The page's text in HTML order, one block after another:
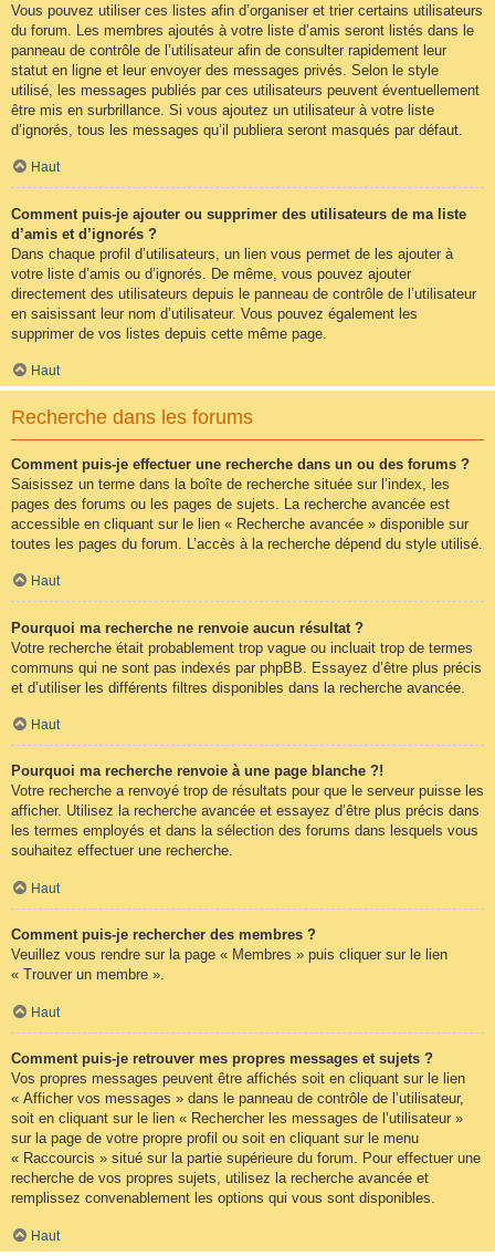
Vous pouvez utiliser ces listes afin d’organiser et trier certains utilisateurs
du forum. Les membres ajoutés à votre liste d’amis seront listés dans le
panneau de contrôle de l’utilisateur afin de consulter rapidement leur
statut en ligne et leur envoyer des messages privés. Selon le style
utilisé, les messages publiés par ces utilisateurs peuvent éventuellement
être mis en surbrillance. Si vous ajoutez un utilisateur à votre liste
d’ignorés, tous les messages qu’il publiera seront masqués par défaut.
Haut
Comment puis-je ajouter ou supprimer des utilisateurs de ma liste
d’amis et d’ignorés ?
Dans chaque profil d’utilisateurs, un lien vous permet de les ajouter à
votre liste d’amis ou d’ignorés. De même, vous pouvez ajouter
directement des utilisateurs depuis le panneau de contrôle de l’utilisateur
en saisissant leur nom d’utilisateur. Vous pouvez également les
supprimer de vos listes depuis cette même page.
Haut
Recherche dans les forums
Comment puis-je effectuer une recherche dans un ou des forums ?
Saisissez un terme dans la boîte de recherche située sur l’index, les
pages des forums ou les pages de sujets. La recherche avancée est
accessible en cliquant sur le lien « Recherche avancée » disponible sur
toutes les pages du forum. L’accès à la recherche dépend du style utilisé.
Haut
Pourquoi ma recherche ne renvoie aucun résultat ?
Votre recherche était probablement trop vague ou incluait trop de termes
communs qui ne sont pas indexés par phpBB. Essayez d’être plus précis
et d’utiliser les différents filtres disponibles dans la recherche avancée.
Haut
Pourquoi ma recherche renvoie à une page blanche ?!
Votre recherche a renvoyé trop de résultats pour que le serveur puisse les
afficher. Utilisez la recherche avancée et essayez d’être plus précis dans
les termes employés et dans la sélection des forums dans lesquels vous
souhaitez effectuer une recherche.
Haut
Comment puis-je rechercher des membres ?
Veuillez vous rendre sur la page « Membres » puis cliquer sur le lien
« Trouver un membre ».
Haut
Comment puis-je retrouver mes propres messages et sujets ?
Vos propres messages peuvent être affichés soit en cliquant sur le lien
« Afficher vos messages » dans le panneau de contrôle de l’utilisateur,
soit en cliquant sur le lien « Rechercher les messages de l’utilisateur »
sur la page de votre propre profil ou soit en cliquant sur le menu
« Raccourcis » situé sur la partie supérieure du forum. Pour effectuer une
recherche de vos propres sujets, utilisez la recherche avancée et
remplissez convenablement les options qui vous sont disponibles.
Haut